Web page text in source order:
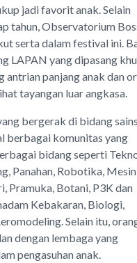
jadi favorit anak. Selain
tahun, Observatorium
serta dalam festival ini.
LAPAN yang dipasang
antrian panjang anak dan
tayangan luar angkasa.
bergerak di bidang
berbagai komunitas yang
bidang seperti
Panahan, Robotika,
Pramuka, Botani, P3K dan
Kebakaran, Biologi,
Selain itu,
dengan lembaga yang
pengasuhan anak.